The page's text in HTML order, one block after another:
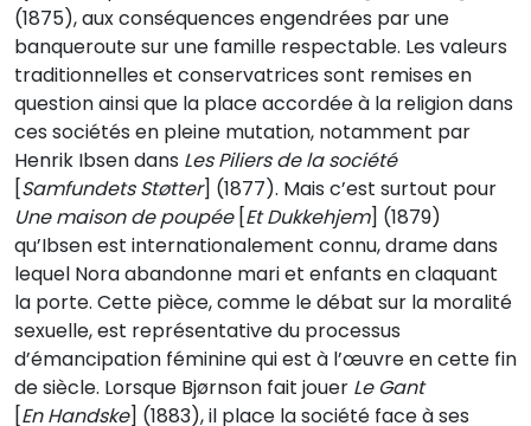
(1875), aux conséquences engendrées par une
banqueroute sur une famille respectable. Les valeurs
traditionnelles et conservatrices sont remises en
question ainsi que la place accordée à la religion dans
ces sociétés en pleine mutation, notamment par
Henrik Ibsen dans Les Piliers de la société
[Samfundets Støtter] (1877). Mais c’est surtout pour
Une maison de poupée[Et Dukkehjem] (1879)
qu’Ibsen est internationalement connu, drame dans
lequel Nora abandonne mari et enfants en claquant
la porte. Cette pièce, comme le débat sur la moralité
sexuelle, est représentative du processus
d’émancipation féminine qui est à l’œuvre en cette fin
de siècle. Lorsque Bjørnson fait jouer Le Gant
[En Handske] (1883), il place la société face à ses